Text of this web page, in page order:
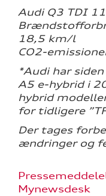
Audi Q3 TDI
18,5 km/l
CO2-
*Audi har
A5 e-hybrid i
hybrid
for tidligere
Der tages
ændringer og
Mynewsdesk